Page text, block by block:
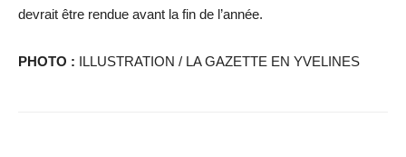
devrait être rendue avant la fin de l’année.
PHOTO : ILLUSTRATION / LA GAZETTE EN YVELINES